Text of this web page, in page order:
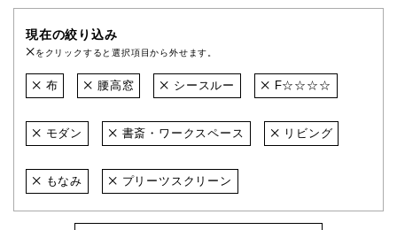
現在の絞り込み
をクリックすると選択項目から外せます。
布 腰高窓 シースルー F☆☆☆☆
モダン 書斎・ワークスペース リビング
もなみ プリーツスクリーン